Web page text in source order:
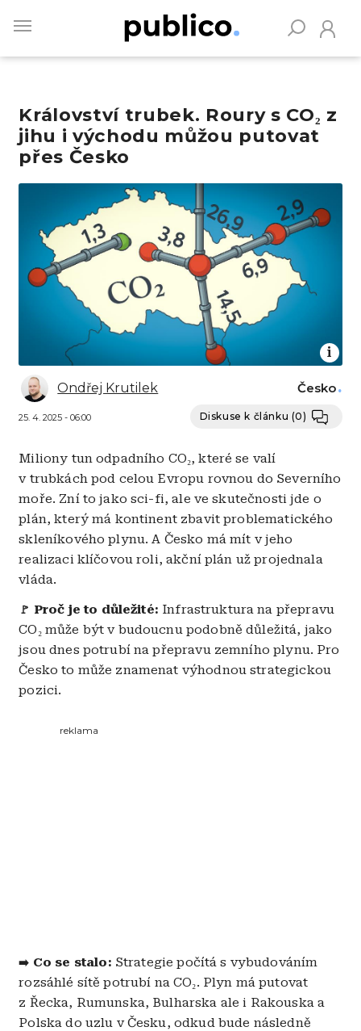
main
Království trubek. Roury s CO₂ z
jihu i východu můžou putovat
přes Česko
Obrázek
Ondřej Krutilek
25. 4. 2025 - 06:00
Česko
Diskuse k článku (0)
Miliony tun odpadního CO₂, které se valí
v trubkách pod celou Evropu rovnou do Severního
moře. Zní to jako sci-fi, ale ve skutečnosti jde o
plán, který má kontinent zbavit problematického
skleníkového plynu. A Česko má mít v jeho
realizaci klíčovou roli, akční plán už projednala
vláda.
🚩 Proč je to důležité: Infrastruktura na přepravu
CO₂ může být v budoucnu podobně důležitá, jako
jsou dnes potrubí na přepravu zemního plynu. Pro
Česko to může znamenat výhodnou strategickou
pozici.
reklama
➡️ Co se stalo: Strategie počítá s vybudováním
rozsáhlé sítě potrubí na CO₂. Plyn má putovat
z Řecka, Rumunska, Bulharska ale i Rakouska a
Polska do uzlu v Česku, odkud bude následně
Vyhledávejte na Publiku